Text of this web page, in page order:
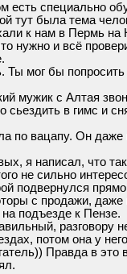
есть специально
тут была тема
к нам в Пермь на
нужно и всё
Ты мог бы
мужик с Алтая
в гимс и
по вацапу. Он
я написал, что
не сильно
подвернулся
с продажи,
подъезде к Пензе.
разговору
потом она у
Правда в